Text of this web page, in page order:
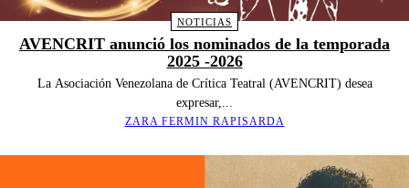
NOTICIAS
AVENCRIT anunció los nominados de la temporada
2025 -2026
La Asociación Venezolana de Crítica Teatral (AVENCRIT) desea
expresar,...
ZARA FERMIN RAPISARDA